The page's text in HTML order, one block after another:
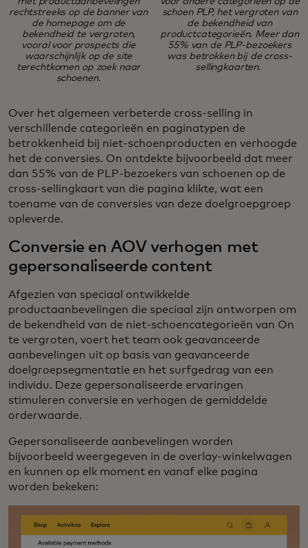
rechtstreeks op de banner van
de homepage om de
bekendheid te vergroten,
vooral voor prospects die
waarschijnlijk op de site
terechtkomen op zoek naar
schoenen.
schoen PLP, het vergroten van
de bekendheid van
productcategorieën. Meer dan
55% van de PLP-bezoekers
was betrokken bij de cross-
sellingkaarten.
Over het algemeen verbeterde cross-selling in
verschillende categorieën en paginatypen de
betrokkenheid bij niet-schoenproducten en verhoogde
het de conversies. On ontdekte bijvoorbeeld dat meer
dan 55% van de PLP-bezoekers van schoenen op de
cross-sellingkaart van die pagina klikte, wat een
toename van de conversies van deze doelgroepgroep
opleverde.
Conversie en AOV verhogen met
gepersonaliseerde content
Afgezien van speciaal ontwikkelde
productaanbevelingen die speciaal zijn ontworpen om
de bekendheid van de niet-schoencategorieën van On
te vergroten, voert het team ook geavanceerde
aanbevelingen uit op basis van geavanceerde
doelgroepsegmentatie en het surfgedrag van een
individu. Deze gepersonaliseerde ervaringen
stimuleren conversie en verhogen de gemiddelde
orderwaarde.
Gepersonaliseerde aanbevelingen worden
bijvoorbeeld weergegeven in de overlay-winkelwagen
en kunnen op elk moment en vanaf elke pagina
worden bekeken: